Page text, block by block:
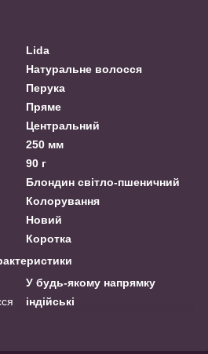
Lida
Натуральне волосся
Перука
Пряме
Центральний
250 мм
90 г
Блондин світло-пшеничний
Колорування
Новий
Коротка
У будь-якому напрямку
індійські